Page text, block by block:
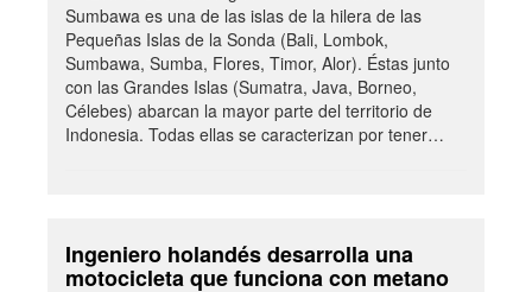
Sumbawa es una de las islas de la hilera de las
Pequeñas Islas de la Sonda (Bali, Lombok,
Sumbawa, Sumba, Flores, Timor, Alor). Éstas junto
con las Grandes Islas (Sumatra, Java, Borneo,
Célebes) abarcan la mayor parte del territorio de
Indonesia. Todas ellas se caracterizan por tener…
Ingeniero holandés desarrolla una
motocicleta que funciona con metano